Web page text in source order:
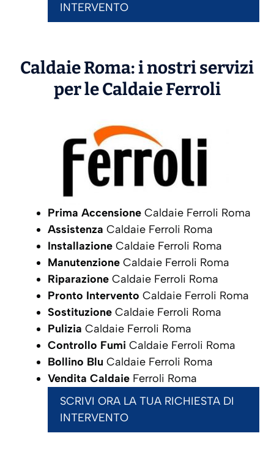
INTERVENTO
Caldaie Roma: i nostri servizi
per le CaldaieFerroli
Prima Accensione Caldaie Ferroli Roma
Assistenza Caldaie Ferroli Roma
Installazione Caldaie Ferroli Roma
Manutenzione Caldaie Ferroli Roma
Riparazione Caldaie Ferroli Roma
Pronto Intervento Caldaie Ferroli Roma
Sostituzione Caldaie Ferroli Roma
Pulizia Caldaie Ferroli Roma
Controllo Fumi Caldaie Ferroli Roma
Bollino Blu Caldaie Ferroli Roma
Vendita Caldaie Ferroli Roma
SCRIVI ORA LA TUA RICHIESTA DI
INTERVENTO